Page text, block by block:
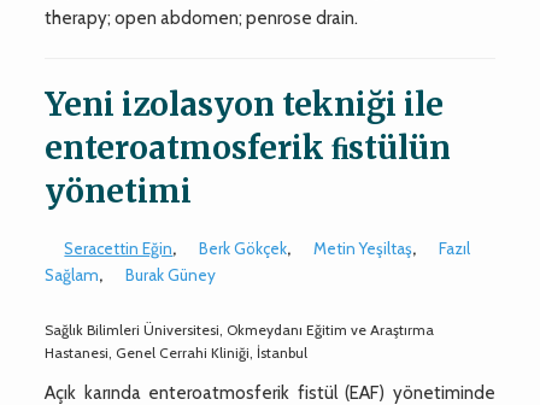
therapy; open abdomen; penrose drain.
Yeni izolasyon tekniği ile
enteroatmosferik ﬁstülün
yönetimi
Seracettin Eğin, Berk Gökçek, Metin Yeşiltaş,
Fazıl
Sağlam, Burak Güney
Sağlık Bilimleri Üniversitesi, Okmeydanı Eğitim ve Araştırma
Hastanesi, Genel Cerrahi Kliniği, İstanbul
Açık karında enteroatmosferik fistül (EAF) yönetiminde